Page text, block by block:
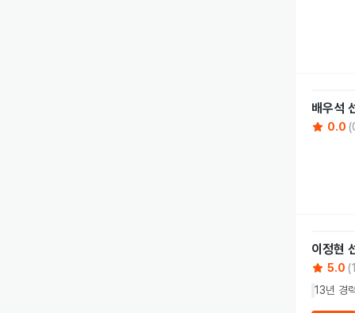
배우석
0.0 (
이정현
5.0 (
13년 경